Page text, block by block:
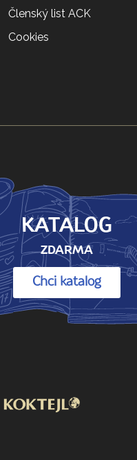
Členský list ACK
Cookies
KATALOG
ZDARMA
Chci katalog